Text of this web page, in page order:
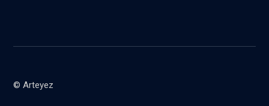
© Arteyez